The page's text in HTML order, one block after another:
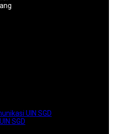
UIN SGD
SGD